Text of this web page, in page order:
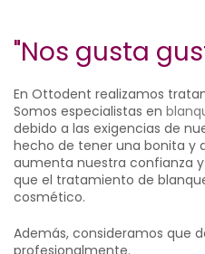
"Nos gusta
En Ottodent realizamos
Somos especialistas en
debido a las exigencias de
hecho de tener una bonita y
aumenta nuestra confianza
que el tratamiento de
cosmético.
Además, consideramos que